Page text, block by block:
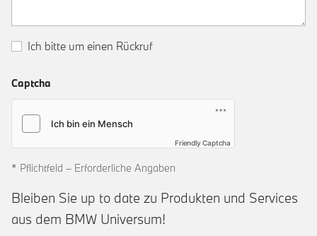
Ich bitte um einen Rückruf
Captcha
Friendly Captcha
* Pflichtfeld – Erforderliche Angaben
Bleiben Sie up to date zu Produkten und Services
aus dem BMW Universum!